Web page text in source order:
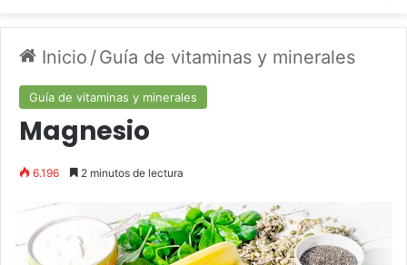
Inicio /Guía de vitaminas y minerales
Guía de vitaminas y minerales
Magnesio
6.196 2 minutos de lectura